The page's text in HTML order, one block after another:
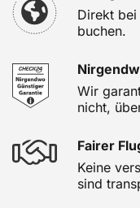
Direkt bei
buchen.
Wir
nicht,
Fairer
Keine
sind